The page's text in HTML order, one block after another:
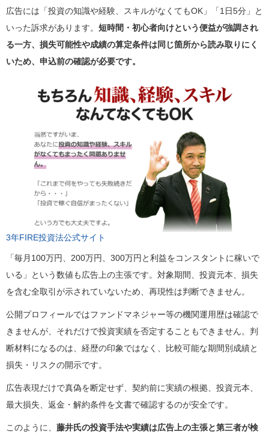
広告には「投資の知識や経験、スキルがなくてもOK」「1日5分」と
いった訴求があります。 短時間・初心者向けという便益が強調され
る一方、損失可能性や成績の算定条件は同じ箇所から読み取りにく
いため、申込前の確認が必要です。
3年FIRE投資法公式サイト
「毎月100万円、200万円、300万円と利益をコンスタントに稼いで
いる」という数値も広告上の主張です。対象期間、投資元本、損失
を含む全取引が示されていないため、再現性は判断できません。
公開プロフィールではファンドマネジャー等の機関運用歴は確認で
きませんが、それだけで投資実績を否定することもできません。判
断材料になるのは、経歴の印象ではなく、比較可能な期間別成績と
損失・リスクの開示です。
広告表現だけで真偽を断定せず、契約前に実績の根拠、投資元本、
最大損失、返金・解約条件を文書で確認するのが安全です。
このように、 藤井氏の投資手法や実績は広告上の主張と第三者が検